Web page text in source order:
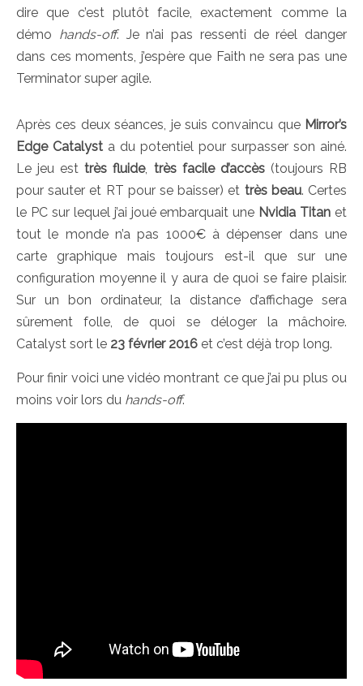
dire que c’est plutôt facile, exactement comme la
démo hands-off. Je n’ai pas ressenti de réel danger
dans ces moments, j’espère que Faith ne sera pas une
Terminator super agile.
Après ces deux séances, je suis convaincu que Mirror’s
Edge Catalyst a du potentiel pour surpasser son ainé.
Le jeu esttrès fluide, très facile d’accès(toujours RB
pour sauter et RT pour se baisser) et très beau. Certes
le PC sur lequel j’ai joué embarquait une Nvidia Titan et
tout le monde n’a pas 1000€ à dépenser dans une
carte graphique mais toujours est-il que sur une
configuration moyenne il y aura de quoi se faire plaisir.
Sur un bon ordinateur, la distance d’affichage sera
sûrement folle, de quoi se déloger la mâchoire.
Catalyst sort le 23 février 2016 et c’est déjà trop long.
Pour finir voici une vidéo montrant ce que j’ai pu plus ou
moins voir lors du hands-off.